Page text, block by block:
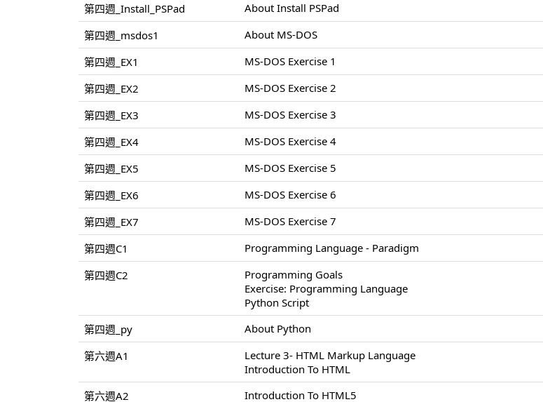
第四週_Install_PSPad
About Install PSPad
第四週_msdos1
About MS-DOS
第四週_EX1
MS-DOS Exercise 1
第四週_EX2
MS-DOS Exercise 2
第四週_EX3
MS-DOS Exercise 3
第四週_EX4
MS-DOS Exercise 4
第四週_EX5
MS-DOS Exercise 5
第四週_EX6
MS-DOS Exercise 6
第四週_EX7
MS-DOS Exercise 7
第四週C1
Programming Language - Paradigm
第四週C2
Programming Goals
Exercise: Programming Language
Python Script
第四週_py About Python
第六週A1
Lecture 3- HTML Markup Language
Introduction To HTML
第六週A2
Introduction To HTML5